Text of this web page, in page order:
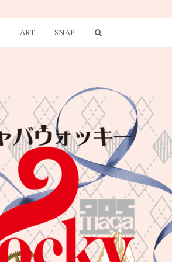
ART SNAP